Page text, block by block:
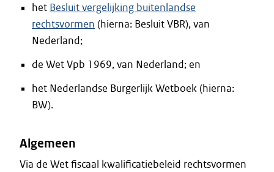
het Besluit vergelijking buitenlandse
rechtsvormen (hierna: Besluit VBR), van
Nederland;
de Wet Vpb 1969, van Nederland; en
het Nederlandse Burgerlijk Wetboek (hierna:
BW).
Algemeen
Via de Wet fiscaal kwalificatiebeleid rechtsvormen